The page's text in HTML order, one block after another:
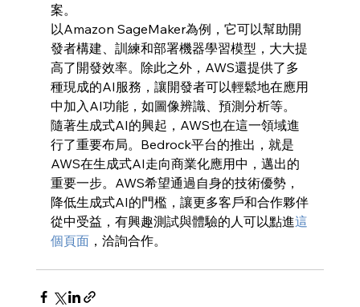
案。
以Amazon SageMaker為例，它可以幫助開
發者構建、訓練和部署機器學習模型，大大提
高了開發效率。除此之外，AWS還提供了多
種現成的AI服務，讓開發者可以輕鬆地在應用
中加入AI功能，如圖像辨識、預測分析等。
隨著生成式AI的興起，AWS也在這一領域進
行了重要布局。Bedrock平台的推出，就是
AWS在生成式AI走向商業化應用中，邁出的
重要一步。AWS希望通過自身的技術優勢，
降低生成式AI的門檻，讓更多客戶和合作夥伴
從中受益，有興趣測試與體驗的人可以點進這
個頁面，洽詢合作。